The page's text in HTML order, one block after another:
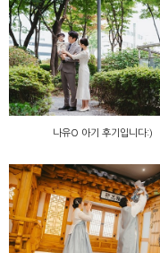
나유O 아기 후기입니다:)